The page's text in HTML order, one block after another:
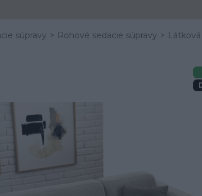
súpravy Rohové sedacie súpravy